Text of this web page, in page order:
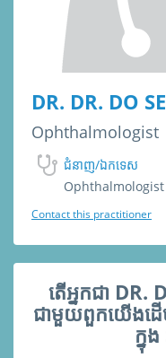
DR. DR. DO
Ophthalmologist
ជំនាញ/ឯកទេស
Ophthalmologist
Contact this practitioner
តើអ្នកជា
ជាមួយពួកយើងដើ
ក្នុ